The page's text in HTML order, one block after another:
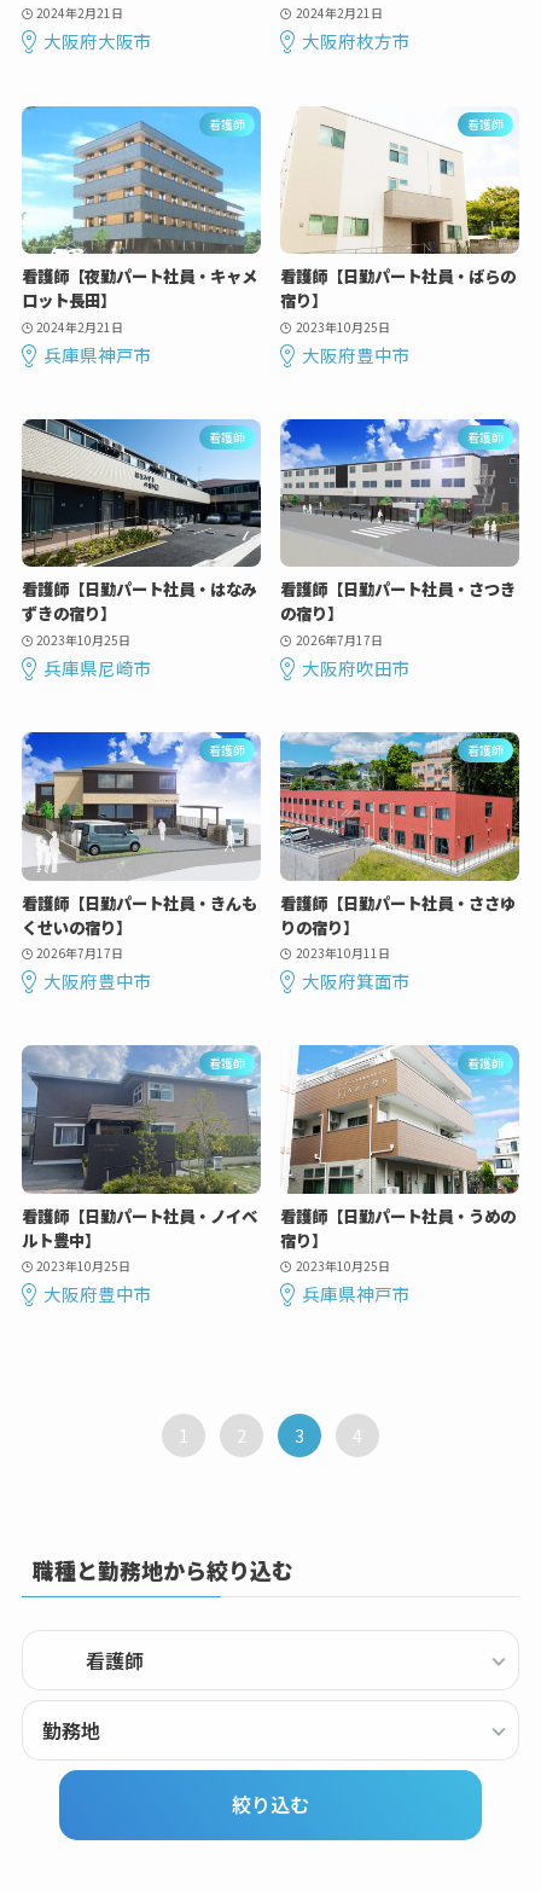
2024年2月21日
大阪府大阪市
2024年2月21日
大阪府枚方市
看護師
看護師【夜勤パート社員・キャメ
ロット長田】
2024年2月21日
兵庫県神戸市
看護師
看護師【日勤パート社員・ばらの
宿り】
2023年10月25日
大阪府豊中市
看護師
看護師【日勤パート社員・はなみ
ずきの宿り】
2023年10月25日
兵庫県尼崎市
看護師
看護師【日勤パート社員・さつき
の宿り】
2026年7月17日
大阪府吹田市
看護師
看護師【日勤パート社員・きんも
くせいの宿り】
2026年7月17日
大阪府豊中市
看護師
看護師【日勤パート社員・ささゆ
りの宿り】
2023年10月11日
大阪府箕面市
看護師
看護師【日勤パート社員・ノイベ
ルト豊中】
2023年10月25日
大阪府豊中市
看護師
看護師【日勤パート社員・うめの
宿り】
2023年10月25日
兵庫県神戸市
1 2 3 4
職種と勤務地から絞り込む